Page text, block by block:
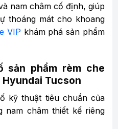
nam châm cố định, giúp
thoáng mát cho khoang
VIP khám phá sản phẩm
sản phẩm rèm che
Tucson
kỹ thuật tiêu chuẩn của
nam châm thiết kế riêng